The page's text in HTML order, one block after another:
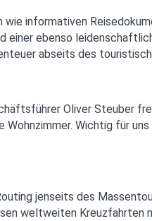
informativen
einer ebenso
abseits des
Oliver Steuber
Wichtig für uns
jenseits des
weltweiten Kreuzfahrten